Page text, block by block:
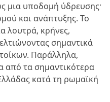
μια υποδομή ύδρευσης·
και ανάπτυξης. Το
λουτρά, κρήνες,
σημαντικά
Παράλληλα,
από τα σημαντικότερα
κατά τη ρωμαϊκή